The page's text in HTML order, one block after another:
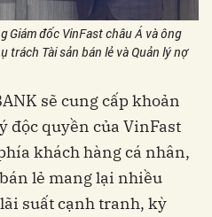
Giám đốc VinFast châu Á và ông
trách Tài sản bán lẻ và Quản lý nợ
sẽ cung cấp khoản
độc quyền của VinFast
khách hàng cá nhân,
lẻ mang lại nhiều
suất cạnh tranh, kỳ